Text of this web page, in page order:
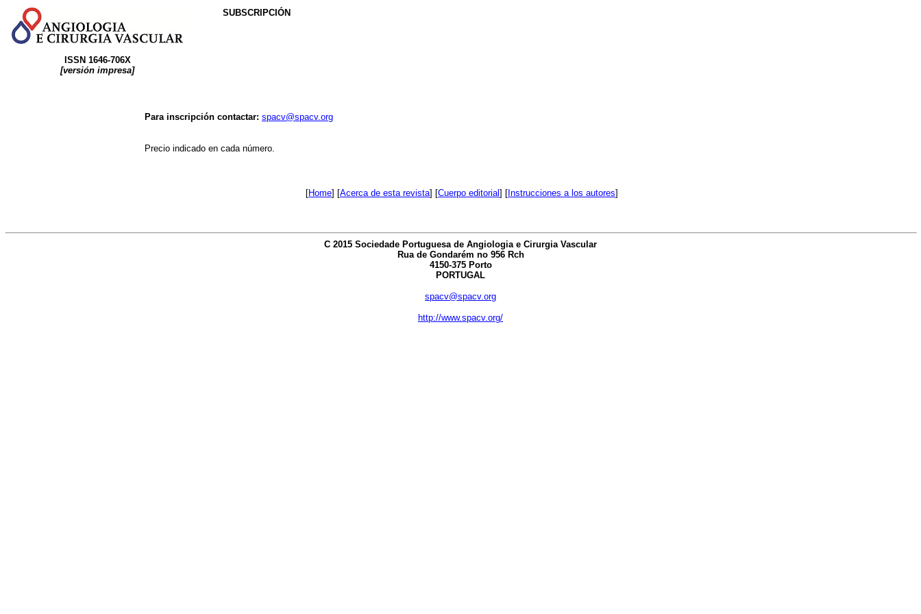
ISSN 1646-706X
[versión impresa]
SUBSCRIPCIÓN
Para inscripción contactar: spacv@spacv.org
Precio indicado en cada número.
[Home] [Acerca de esta revista] [Cuerpo editorial] [ Instrucciones a los autores]
C 2015 Sociedade Portuguesa de Angiologia e Cirurgia Vascular
Rua de Gondarém no 956 Rch
4150-375 Porto
PORTUGAL
spacv@spacv.org
http://www.spacv.org/